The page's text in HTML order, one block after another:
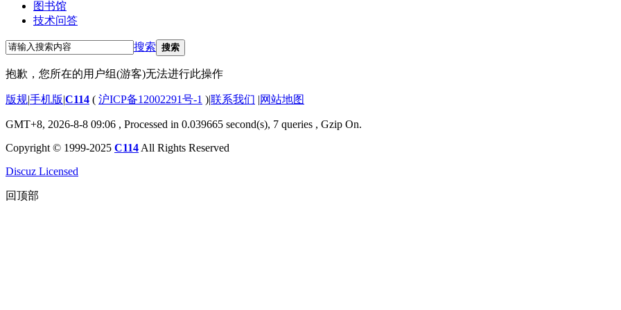
图书馆
技术问答
搜索 搜索
抱歉，您所在的用户组(游客)无法进行此操作
版规|手机版|C114 ( 沪ICP备12002291号-1 )|联系我们 |网站地图
GMT+8, 2026-8-8 09:06 , Processed in 0.039665 second(s), 7 queries , Gzip On.
Copyright © 1999-2025 C114 All Rights Reserved
Discuz Licensed
回顶部